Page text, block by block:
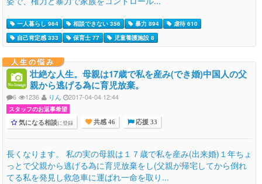
一人暮らし 964 相談できない 356 暴力 894
虐待 610
自己肯定感 333
保育士 77 児童養護施設 8
人生の悩み
壮絶な人生。母親は17歳で私を産み(でき婚)中国人の父
親から逃げる為に育児放棄。
6 1236 りん 2017-04-04 12:44
スタッフのお返事希望
気になる相談に登録 共感 46 応援 33
長くなります。 私の実の母親は１７歳で私を産み(出来婚)１年ちょ
っとで父親から逃げる為に育児放棄をし(父親が帰宅してから倒れ
てる私を発見し救急車に運ばれ一命を取り...